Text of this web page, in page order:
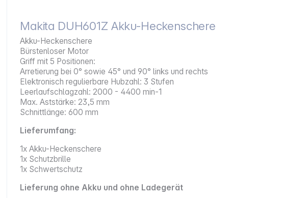
Makita DUH601Z Akku-Heckenschere
Akku-Heckenschere
Bürstenloser Motor
Griff mit 5 Positionen:
Arretierung bei 0° sowie 45° und 90° links und rechts
Elektronisch regulierbare Hubzahl: 3 Stufen
Leerlaufschlagzahl: 2000 - 4400 min-1
Max. Aststärke: 23,5 mm
Schnittlänge: 600 mm
Lieferumfang:
1x Akku-Heckenschere
1x Schutzbrille
1x Schwertschutz
Lieferung ohne Akku und ohne Ladegerät